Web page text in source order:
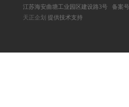
江苏海安曲塘工业园区建设路3号 备案
天正企划 提供技术支持